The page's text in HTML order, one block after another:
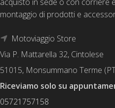
montaggio di prodotti e
Motoviaggio Store
Via P. Mattarella 32, Cintolese
51015, Monsummano Terme
Riceviamo solo su
05721757158